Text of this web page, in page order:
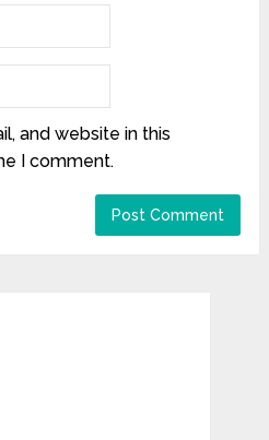
and website in this
I comment.